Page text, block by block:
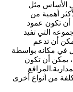
الأساس مثل
أهمية من
أن تكون عمود
التي تفيد
أن تدعم
في مكانه بواسطة
يمكن أن تكون
من أنواع أخرى